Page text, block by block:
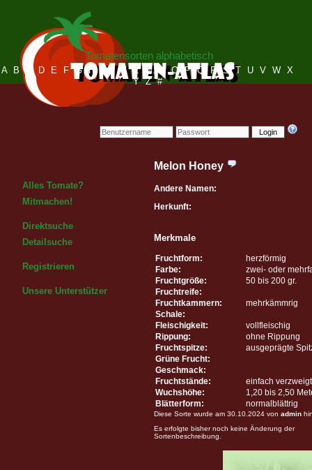
Login
Tomatensorten alphabetisch
A B C D E F G H I J K L M N O P Q R S T U V W X
Y Z #
Alles Tomate?
Mitmachen!
Direktsuche
Detailsuche
Registrieren
Unsere Unterstützer
Melon Honey
Andere Namen:
Herkunft:
Merkmale
Fruchtform:
herzförmig
Farbe:
zwei- oder
Fruchtgröße:
50 bis 200 gr.
Fruchtreife:
Fruchtkammern:
mehrkämmrig
Schale:
Fleischigkeit:
vollfleischig
Rippung:
ohne Rippung
Fruchtspitze:
ausgeprägte
Grüne Frucht:
Geschmack:
Fruchtstände:
einfach verzweigt
Wuchshöhe:
1,20 bis 2,50
Blätterform:
normalblättrig
Diese Sorte wurde am 30.10.2024 von admin
Es erfolgte bisher noch keine Änderung der
Sortenbeschreibung.